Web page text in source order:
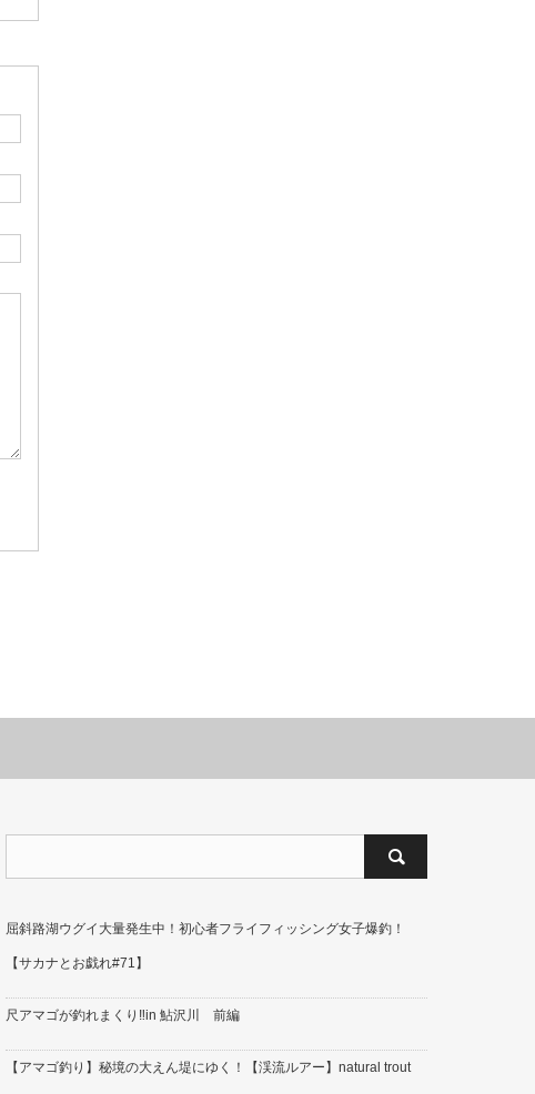
屈斜路湖ウグイ大量発生中！初心者フライフィッシング女子爆釣！
【サカナとお戯れ#71】
尺アマゴが釣れまくり‼in 鮎沢川 前編
【アマゴ釣り】秘境の大えん堤にゆく！【渓流ルアー】natural trout